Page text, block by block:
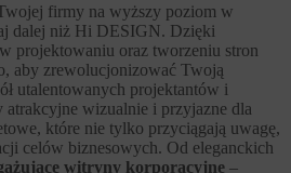
firmy na wyższy poziom w
dalej niż Hi DESIGN. Dzięki
projektowaniu oraz tworzeniu stron
aby zrewolucjonizować Twoją
utalentowanych projektantów i
atrakcyjne wizualnie i przyjazne dla
które nie tylko przyciągają uwagę,
celów biznesowych. Od eleganckich
witryny korporacyjne –